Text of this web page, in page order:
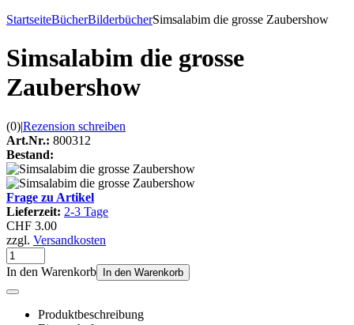
StartseiteBücherBilderbücherSimsalabim die grosse Zaubershow
Simsalabim die grosse
Zaubershow
(0)|Rezension schreiben
Art.Nr.: 800312
Bestand:
Frage zu Artikel
Lieferzeit: 2-3 Tage
CHF 3.00
zzgl. Versandkosten
In den Warenkorb In den Warenkorb
Produktbeschreibung